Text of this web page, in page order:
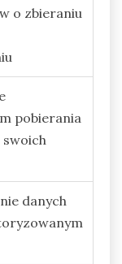
o zbieraniu
pobierania
danych